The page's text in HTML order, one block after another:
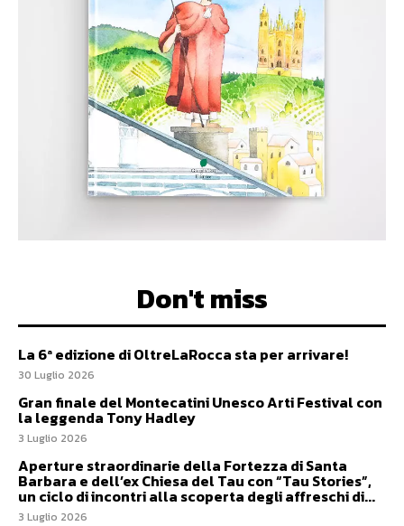
Don't miss
La 6ª edizione di OltreLaRocca sta per arrivare!
30 Luglio 2026
Gran finale del Montecatini Unesco Arti Festival con
la leggenda Tony Hadley
3 Luglio 2026
Aperture straordinarie della Fortezza di Santa
Barbara e dell’ex Chiesa del Tau con “Tau Stories”,
un ciclo di incontri alla scoperta degli affreschi di...
3 Luglio 2026